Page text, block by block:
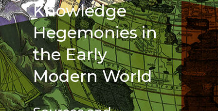
Knowledge
Hegemonies in
the Early
Modern World